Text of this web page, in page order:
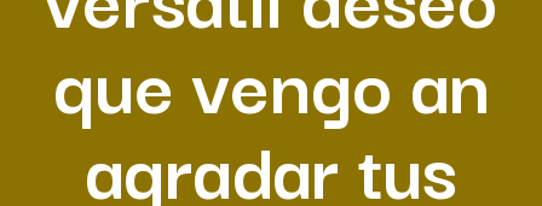
que vengo an
agradar tus